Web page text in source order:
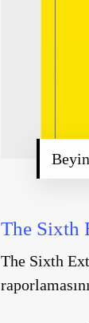
The Sixth
The Sixth